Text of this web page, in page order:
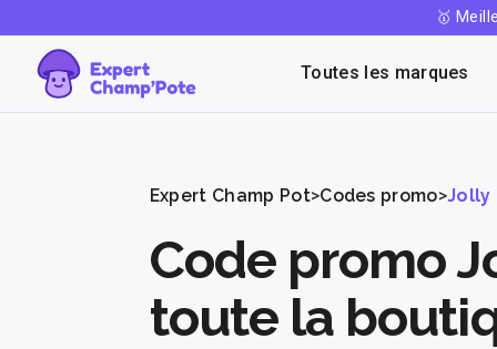
🥇
Toutes les marques
Expert Champ Pot>Codes promo>Jolly
Code promo
toute la